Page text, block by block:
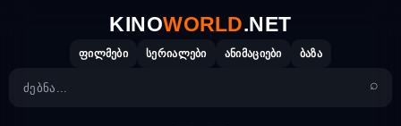
KINOWORLD.NET
ფილმები სერიალები ანიმაციები ბაზა